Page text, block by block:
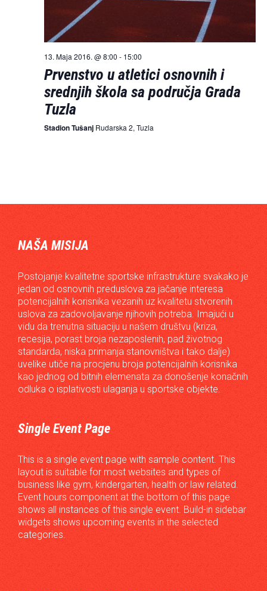
13. Maja 2016. @ 8:00 - 15:00
Prvenstvo u atletici osnovnih i
srednjih škola sa područja Grada
Tuzla
Stadion Tušanj Rudarska 2, Tuzla
NAŠA MISIJA
Postojanje kvalitetne sportske infrastrukture svakako je
jedan od osnovnih preduslova za jačanje interesa
potencijalnih korisnika vezanih uz kvalitetu stvorenih
uslova za zadovoljavanje njihovih potreba. Imajući u
vidu da trenutna situaciju u našem društvu (kriza,
recesija, porast broja nezaposlenih, pad životnog
standarda, niska primanja stanovništva i tako dalje)
uvelike utiče na procjenu broja potencijalnih korisnika
kao jednog od bitnih elemenata za donošenje konačnih
odluka o isplativosti ulaganja u sportske objekte.
Single Event Page
This is a single event page with sample content. This
layout is suitable for most websites and types of
business like gym, kindergarten, health or law related.
Event hours component at the bottom of this page
shows all instances of this single event. Build-in sidebar
widgets shows upcoming events in the selected
categories.